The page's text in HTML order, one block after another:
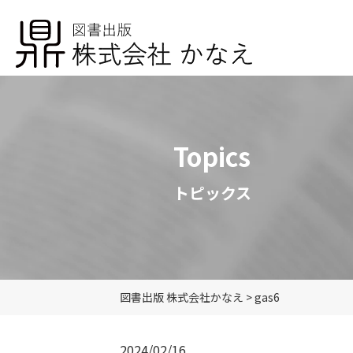
Topics
トピックス
図書出版 株式会社かなえ >gas6